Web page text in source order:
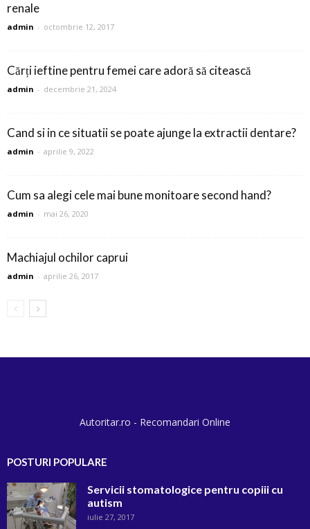
renale
admin - octombrie 12, 2017
Cărți ieftine pentru femei care adoră să citească
admin - decembrie 21, 2024
Cand si in ce situatii se poate ajunge la extractii dentare?
admin - aprilie 9, 2022
Cum sa alegi cele mai bune monitoare second hand?
admin - mai 26, 2020
Machiajul ochilor caprui
admin - aprilie 26, 2017
Autoritar.ro - Recomandari Online
POSTURI POPULARE
Servicii stomatologice pentru copiii cu
autism
iulie 27, 2017